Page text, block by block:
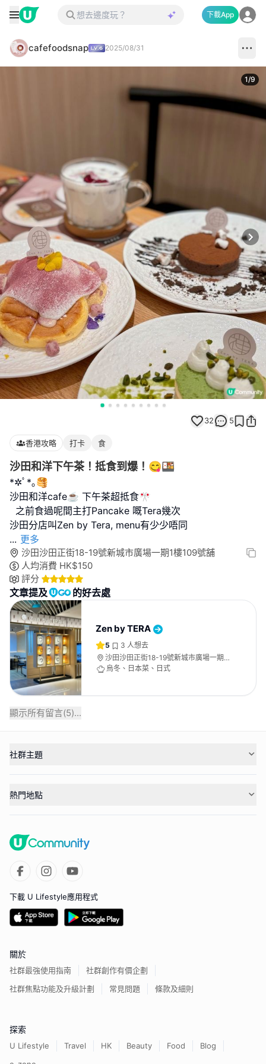
下載App
cafefoodsnap 2025/08/31
1/9
32 5
香港攻略 打卡 食
沙田和洋下午茶！抵食到爆！😋🍱
*✲ﾟ*｡🥞
沙田和洋cafe☕️ 下午茶超抵食🎌
之前食過呢間主打Pancake 嘅Tera幾次
... 更多
沙田沙田正街18-19號新城市廣場一期1樓109號舖
人均消費 HK$150
評分
文章提及 的好去處
Zen by TERA
5 3 人想去
沙田沙田正街18-19號新城市廣場一期1
樓109號舖
烏冬、日本菜、日式
顯示所有留言(5)...
社群主題
熱門地點
下載 U Lifestyle應用程式
關於
社群最強使用指南
社群創作有價企劃
社群焦點功能及升級計劃
常見問題 條款及細則
探索
U Lifestyle Travel HK Beauty Food
Blog